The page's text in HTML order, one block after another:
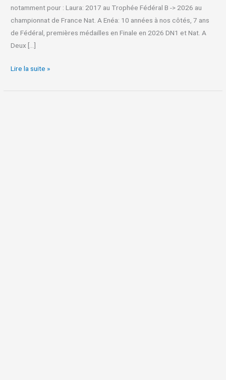
notamment pour : Laura: 2017 au Trophée Fédéral B -> 2026 au
championnat de France Nat. A Enéa: 10 années à nos côtés, 7 ans
de Fédéral, premières médailles en Finale en 2026 DN1 et Nat. A
Deux […]
Lire la suite »